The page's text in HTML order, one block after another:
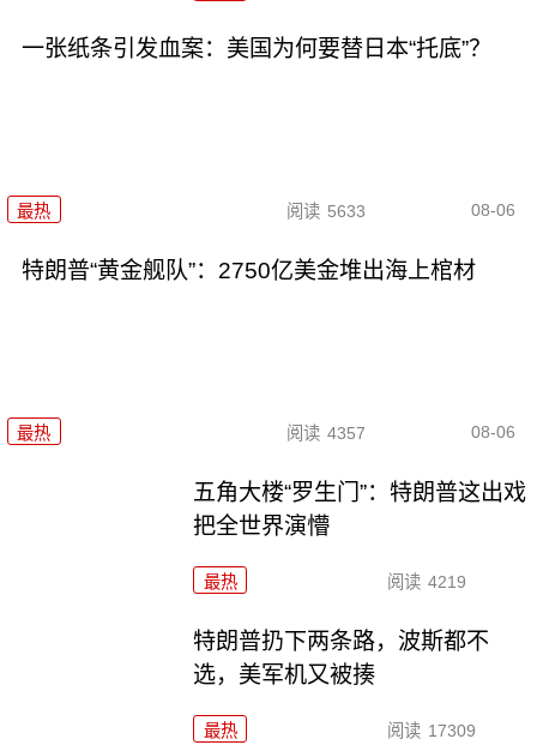
一张纸条引发血案：美国为何要替日本“托底”？
最热 阅读 5633 08-06
特朗普“黄金舰队”：2750亿美金堆出海上棺材
最热 阅读 4357 08-06
五角大楼“罗生门”：特朗普这出戏
把全世界演懵
最热 阅读 4219
特朗普扔下两条路，波斯都不
选，美军机又被揍
最热 阅读 17309